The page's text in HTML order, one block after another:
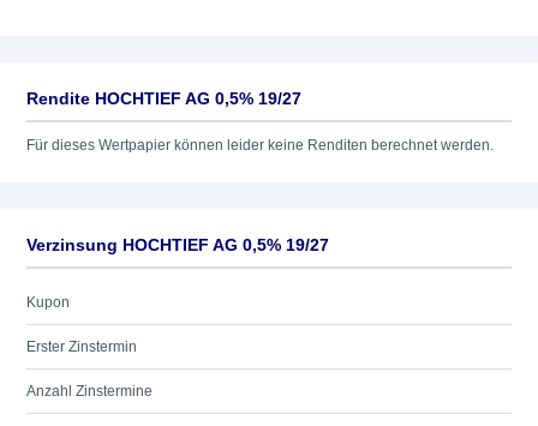
Rendite HOCHTIEF AG 0,5% 19/27
Für dieses Wertpapier können leider keine Renditen berechnet werden.
Verzinsung HOCHTIEF AG 0,5% 19/27
Kupon
Erster Zinstermin
Anzahl Zinstermine